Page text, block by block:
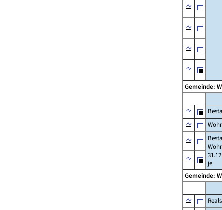
Gemeinde:
je
Gemeinde: